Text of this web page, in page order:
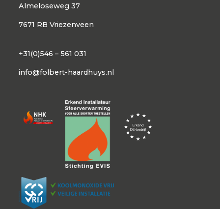
Almeloseweg 37
7671 RB Vriezenveen
+31(0)546 – 561 031
info@folbert-haardhuys.nl